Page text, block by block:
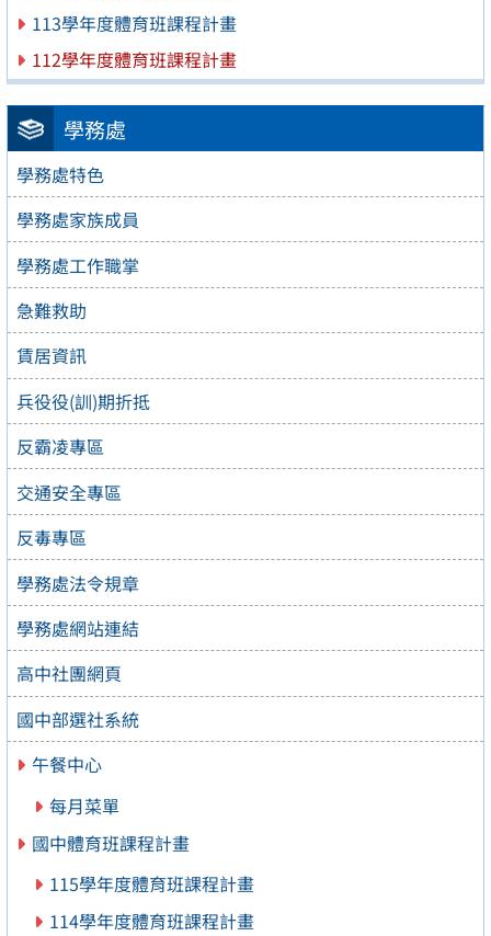
113學年度體育班課程計畫
112學年度體育班課程計畫
學務處
學務處特色
學務處家族成員
學務處工作職掌
急難救助
賃居資訊
兵役役(訓)期折抵
反霸凌專區
交通安全專區
反毒專區
學務處法令規章
學務處網站連結
高中社團網頁
國中部選社系統
午餐中心
每月菜單
國中體育班課程計畫
115學年度體育班課程計畫
114學年度體育班課程計畫